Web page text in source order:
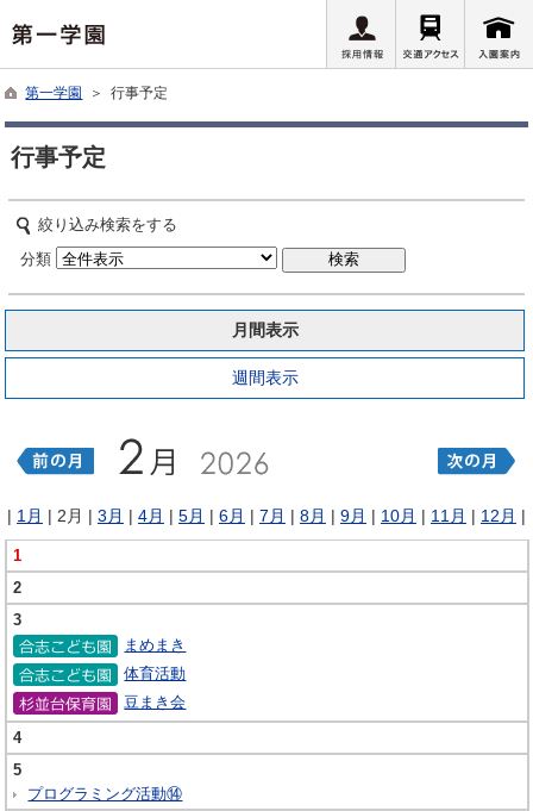
第一学園 ＞ 行事予定
行事予定
絞り込み検索をする
分類
月間表示
週間表示
| 1月 | 2月 | 3月 | 4月 | 5月 | 6月 | 7月 | 8月 | 9月 | 10月 | 11月 | 12月 |
1
2
3
まめまき
体育活動
豆まき会
4
5
プログラミング活動⑭